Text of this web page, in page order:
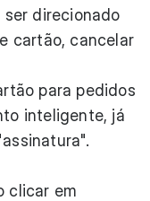
ser direcionado
cartão, cancelar
para pedidos
inteligente, já
clicar em